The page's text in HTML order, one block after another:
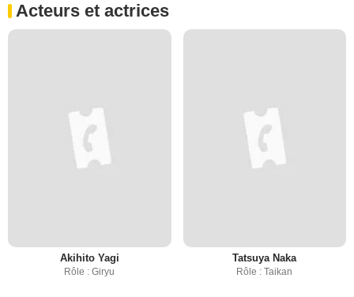
Acteurs et actrices
Akihito Yagi
Rôle : Giryu
Tatsuya Naka
Rôle : Taikan